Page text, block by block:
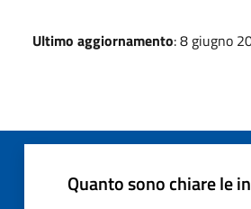
Ultimo aggiornamento: 8 giugno
Quanto sono chiare le